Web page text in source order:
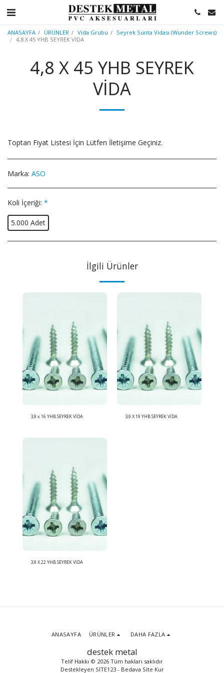
ANASAYFA ÜRÜNLER Vida Grubu
Seyrek Sunta Vidası (Wunder Screws)
4,8 X 45 YHB SEYREK VİDA
4,8 X 45 YHB SEYREK
VİDA
Toptan Fiyat Listesi İçin Lütfen İletişime Geçiniz.
Marka: ASO
Koli İçeriği: *
5.000 Adet
İlgili Ürünler
3,9 x 16 YHB SEYREK VİDA 3,9 X 19 YHB SEYREK VİDA
3,9 X 22 YHB SEYREK VİDA
destek metal
Telif Hakkı © 2026 Tüm hakları saklıdır
Destekleyen SITE123- Bedava Site Kur
ANASAYFA ÜRÜNLER DAHA FAZLA